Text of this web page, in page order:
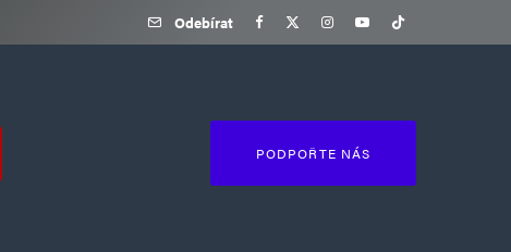
Odebírat
PODPOŘTE NÁS